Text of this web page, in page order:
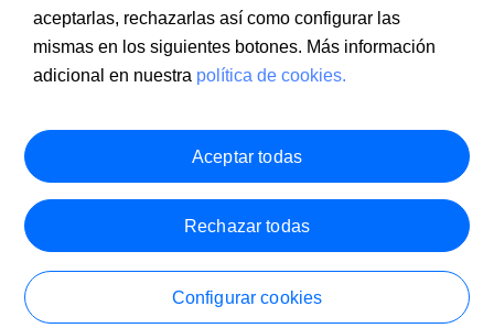
aceptarlas, rechazarlas así como configurar las
mismas en los siguientes botones. Más información
adicional en nuestra política de cookies.
Configurar cookies
Rechazar todas
Aceptar todas